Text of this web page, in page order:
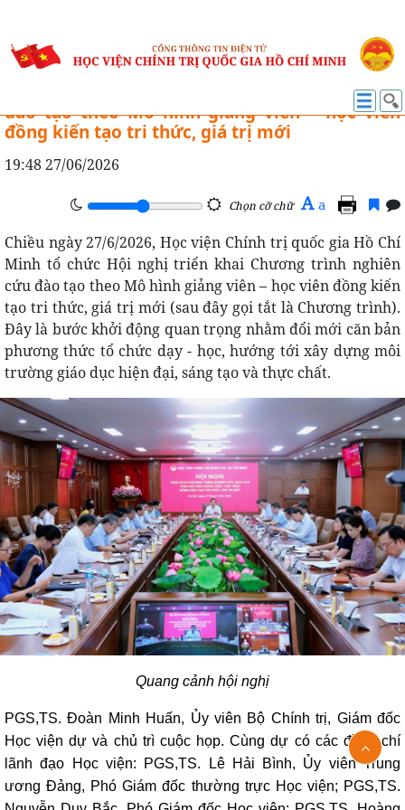
Hội nghị triển khai Chương trình nghiên cứu
đào tạo theo Mô hình giảng viên – học viên
đồng kiến tạo tri thức, giá trị mới
19:48 27/06/2026
Chọn cỡ chữ A a
Chiều ngày 27/6/2026, Học viện Chính trị quốc gia Hồ Chí
Minh tổ chức Hội nghị triển khai Chương trình nghiên
cứu đào tạo theo Mô hình giảng viên – học viên đồng kiến
tạo tri thức, giá trị mới (sau đây gọi tắt là Chương trình).
Đây là bước khởi động quan trọng nhằm đổi mới căn bản
phương thức tổ chức dạy - học, hướng tới xây dựng môi
trường giáo dục hiện đại, sáng tạo và thực chất.
Quang cảnh hội nghị
PGS,TS. Đoàn Minh Huấn, Ủy viên Bộ Chính trị, Giám đốc
Học viện dự và chủ trì cuộc họp. Cùng dự có các đồng chí
lãnh đạo Học viện: PGS,TS. Lê Hải Bình, Ủy viên Trung
ương Đảng, Phó Giám đốc thường trực Học viện; PGS,TS.